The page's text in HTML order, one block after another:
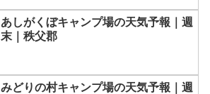
あしがくぼキャンプ場の天気予報｜週
末｜秩父郡
みどりの村キャンプ場の天気予報｜週